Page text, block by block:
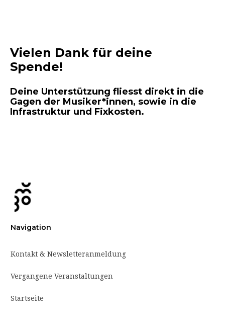
Vielen Dank für deine
Spende!
Deine Unterstützung fliesst direkt in die
Gagen der Musiker*innen, sowie in die
Infrastruktur und Fixkosten.
Navigation
Kontakt & Newsletteranmeldung
Vergangene Veranstaltungen
Startseite